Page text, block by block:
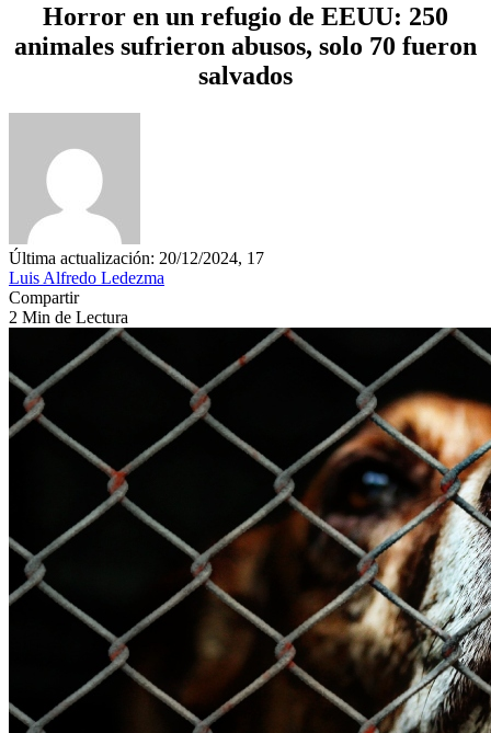
Horror en un refugio de EEUU: 250
animales sufrieron abusos, solo 70 fueron
salvados
Última actualización: 20/12/2024, 17
Luis Alfredo Ledezma
Compartir
2 Min de Lectura